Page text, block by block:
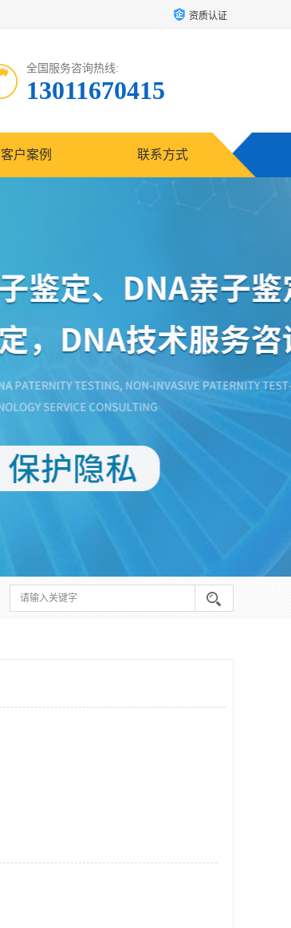
资质认证
全国服务咨询热线:
13011670415
客户案例 联系方式